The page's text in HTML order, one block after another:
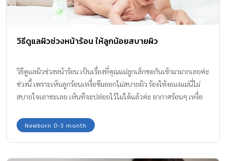
วิธีดูแลผิวช่วงหน้าร้อน ให้ลูกน้อยสบายผิว
วิธีดูแลผิวช่วงหน้าร้อน เป็นเรื่องที่คุณแม่ลูกเล็กขอกันเข้ามามากเลยค่ะ
ช่วงนี้ เพราะเห็นลูกร้อนเหงื่อซึมออกไม่สบายผิว ร้องไห้งอแงแม่นี่ไม่
สบายใจเอาซะเลย เห็นทีจะปล่อยไว้ไม่ได้แล้วค่ะ อากาศร้อนๆ เหงื่อ
ผดร้อน ผดคันเกิดขึ้นตามมาจะยิ่งไปกันใหญ่ค่ะ
Newborn 0-3 month